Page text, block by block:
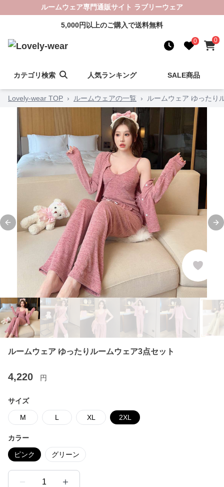
ルームウェア専門通販サイト ラブリーウェア
5,000円以上のご購入で送料無料
0 0
カテゴリ検索 人気ランキング SALE商品
Lovely-wear TOP › ルームウェアの一覧 › ルームウェア ゆったり
Previous slide
ルームウェア ゆったりルームウェア3点セット
4,220 円
サイズ
M L XL 2XL
カラー
ピンク グリーン
1